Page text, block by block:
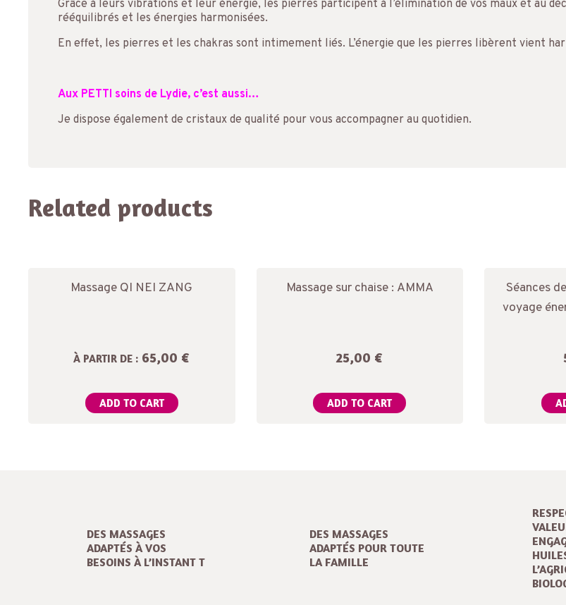
Grâce à leurs vibrations et leur énergie, les pierres participent à l’élimination de vos maux et au
rééquilibrés et les énergies harmonisées.
En effet, les pierres et les chakras sont intimement liés. L’énergie que les pierres libèrent vient
Aux PETTI soins de Lydie, c’est aussi…
Je dispose également de cristaux de qualité pour vous accompagner au quotidien.
Related products
Massage QI NEI ZANG
À PARTIR DE : 65,00 €
ADD TO CART
Massage sur chaise : AMMA
25,00 €
ADD TO CART
Séances
voyage
DES MASSAGES
ADAPTÉS À VOS
BESOINS À L’INSTANT T
DES MASSAGES
ADAPTÉS POUR TOUTE
LA FAMILLE